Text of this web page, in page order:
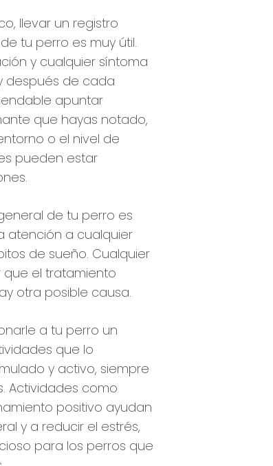
llevar un registro
tu perro es muy útil.
y cualquier síntoma
después de cada
apuntar
que hayas notado,
o el nivel de
pueden estar
de tu perro es
atención a cualquier
de sueño. Cualquier
el tratamiento
otra posible causa.
a tu perro un
que lo
y activo, siempre
Actividades como
positivo ayudan
y a reducir el estrés,
para los perros que